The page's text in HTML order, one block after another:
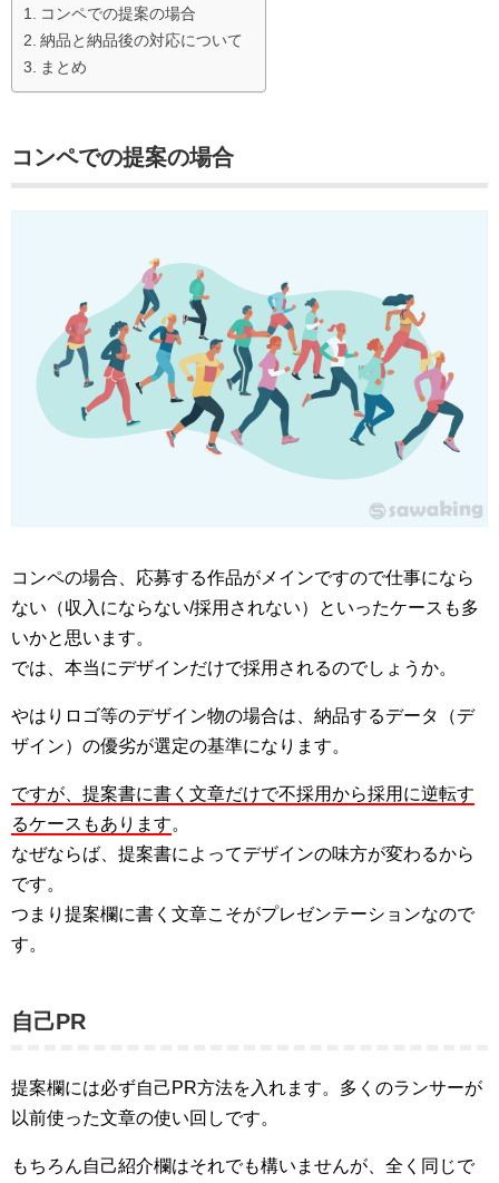
コンペでの提案の場合
納品と納品後の対応について
まとめ
コンペでの提案の場合
コンペの場合、応募する作品がメインですので仕事になら
ない（収入にならない/採用されない）といったケースも多
いかと思います。
では、本当にデザインだけで採用されるのでしょうか。
やはりロゴ等のデザイン物の場合は、納品するデータ（デ
ザイン）の優劣が選定の基準になります。
ですが、提案書に書く文章だけで不採用から採用に逆転す
るケースもあります。
なぜならば、提案書によってデザインの味方が変わるから
です。
つまり提案欄に書く文章こそがプレゼンテーションなので
す。
自己PR
提案欄には必ず自己PR方法を入れます。多くのランサーが
以前使った文章の使い回しです。
もちろん自己紹介欄はそれでも構いませんが、全く同じで